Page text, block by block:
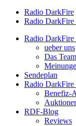
Radio DarkFire
Radio DarkFire
Radio DarkFire
ueber uns
Das Team
Sendeplan
Radio DarkFire
Benefiz-
RDF-Blog
Reviews